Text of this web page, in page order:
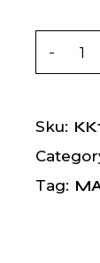
Sku:
Tag: